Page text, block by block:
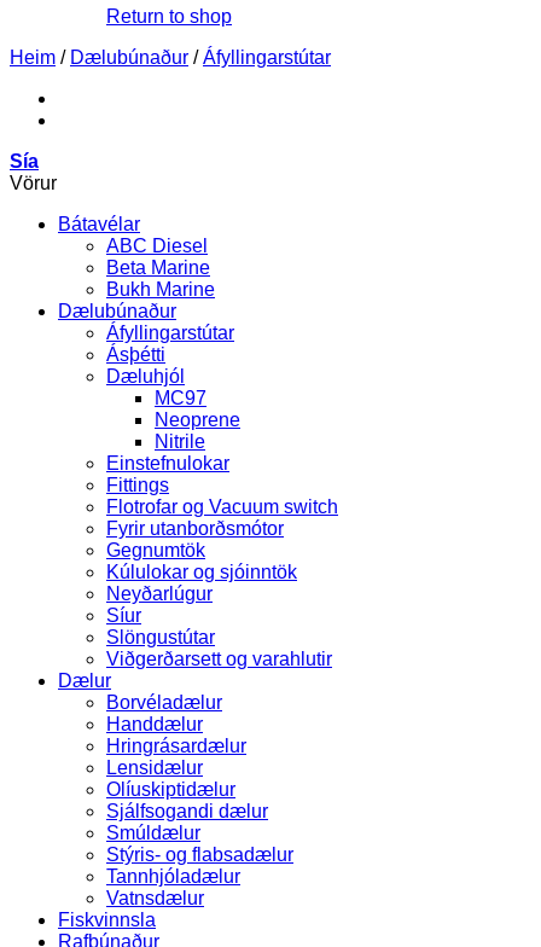
Return to shop
Heim / Dælubúnaður / Áfyllingarstútar
Sía
Vörur
Bátavélar
ABC Diesel
Beta Marine
Bukh Marine
Dælubúnaður
Áfyllingarstútar
Ásþétti
Dæluhjól
MC97
Neoprene
Nitrile
Einstefnulokar
Fittings
Flotrofar og Vacuum switch
Fyrir utanborðsmótor
Gegnumtök
Kúlulokar og sjóinntök
Neyðarlúgur
Síur
Slöngustútar
Viðgerðarsett og varahlutir
Dælur
Borvéladælur
Handdælur
Hringrásardælur
Lensidælur
Olíuskiptidælur
Sjálfsogandi dælur
Smúldælur
Stýris- og flabsadælur
Tannhjóladælur
Vatnsdælur
Fiskvinnsla
Rafbúnaður